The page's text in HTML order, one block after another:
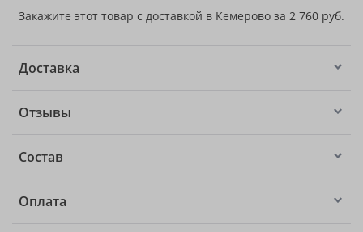
Закажите этот товар с доставкой в Кемерово за 2 760 руб.
Доставка
Отзывы
Состав
Оплата